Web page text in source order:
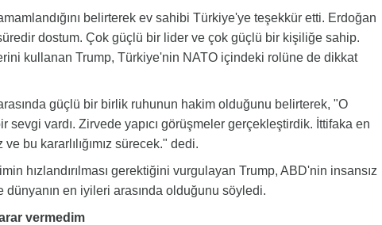
belirterek ev sahibi Türkiye'ye teşekkür etti. Erdoğan
dostum. Çok güçlü bir lider ve çok güçlü bir kişiliğe sahip.
kullanan Trump, Türkiye'nin NATO içindeki rolüne de dikkat
güçlü bir birlik ruhunun hakim olduğunu belirterek, "O
sevgi vardı. Zirvede yapıcı görüşmeler gerçekleştirdik. İttifaka en
bu kararlılığımız sürecek." dedi.
hızlandırılması gerektiğini vurgulayan Trump, ABD'nin insansız
dünyanın en iyileri arasında olduğunu söyledi.
vermedim